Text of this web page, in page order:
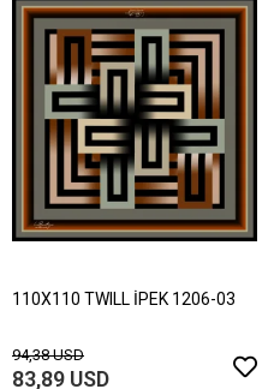
110X110 TWILL İPEK 1206-03
94,38 USD
83,89 USD